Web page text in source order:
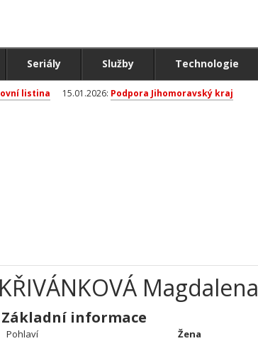
Seriály Služby Technologie
listina 15.01.2026: Podpora Jihomoravský kraj
KŘIVÁNKOVÁ Magdalena
Základní informace
Pohlaví
Žena